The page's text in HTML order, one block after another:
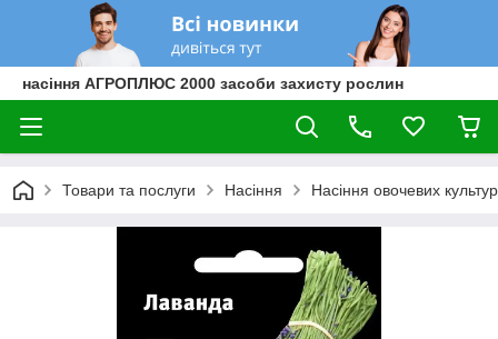
насіння АГРОПЛЮС 2000 засоби захисту рослин
Товари та послуги Насіння Насіння овочевих культур